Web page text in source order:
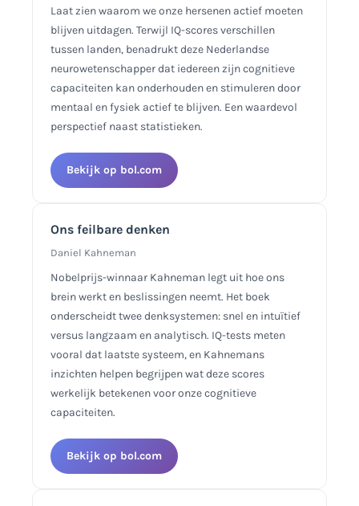
Laat zien waarom we onze hersenen actief moeten
blijven uitdagen. Terwijl IQ-scores verschillen
tussen landen, benadrukt deze Nederlandse
neurowetenschapper dat iedereen zijn cognitieve
capaciteiten kan onderhouden en stimuleren door
mentaal en fysiek actief te blijven. Een waardevol
perspectief naast statistieken.
Bekijk op bol.com
Ons feilbare denken
Daniel Kahneman
Nobelprijs-winnaar Kahneman legt uit hoe ons
brein werkt en beslissingen neemt. Het boek
onderscheidt twee denksystemen: snel en intuïtief
versus langzaam en analytisch. IQ-tests meten
vooral dat laatste systeem, en Kahnemans
inzichten helpen begrijpen wat deze scores
werkelijk betekenen voor onze cognitieve
capaciteiten.
Bekijk op bol.com